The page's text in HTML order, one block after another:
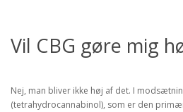
Vil CBG gøre mig
Nej, man bliver ikke høj af det. I
(tetrahydrocannabinol), som er den